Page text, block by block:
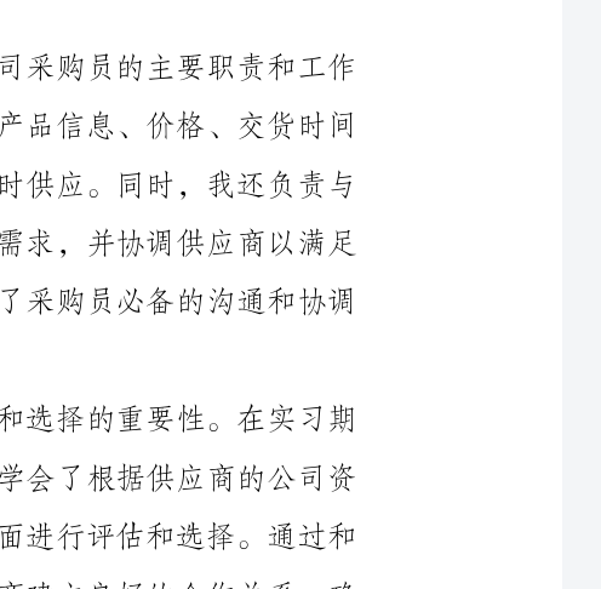
此外，我还学习了供应链管理和库存控制的知识。在实习期
间，我观察了公司的供应链运作，了解了如何平衡库存和需求之
等，并与供应商对接以确保物资的及时供应。同时，我还负责与
公司的需求。通过实践经验，我学到了采购员必备的沟通和协调
间，我参与了供应商的筛选过程，并学会了根据供应商的公司资